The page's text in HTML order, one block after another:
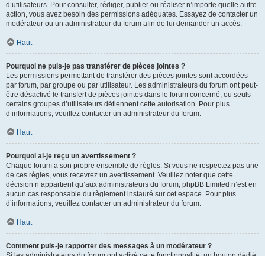
d’utilisateurs. Pour consulter, rédiger, publier ou réaliser n’importe quelle autre
action, vous avez besoin des permissions adéquates. Essayez de contacter un
modérateur ou un administrateur du forum afin de lui demander un accès.
Haut
Pourquoi ne puis-je pas transférer de pièces jointes ?
Les permissions permettant de transférer des pièces jointes sont accordées
par forum, par groupe ou par utilisateur. Les administrateurs du forum ont peut-
être désactivé le transfert de pièces jointes dans le forum concerné, ou seuls
certains groupes d’utilisateurs détiennent cette autorisation. Pour plus
d’informations, veuillez contacter un administrateur du forum.
Haut
Pourquoi ai-je reçu un avertissement ?
Chaque forum a son propre ensemble de règles. Si vous ne respectez pas une
de ces règles, vous recevrez un avertissement. Veuillez noter que cette
décision n’appartient qu’aux administrateurs du forum, phpBB Limited n’est en
aucun cas responsable du règlement instauré sur cet espace. Pour plus
d’informations, veuillez contacter un administrateur du forum.
Haut
Comment puis-je rapporter des messages à un modérateur ?